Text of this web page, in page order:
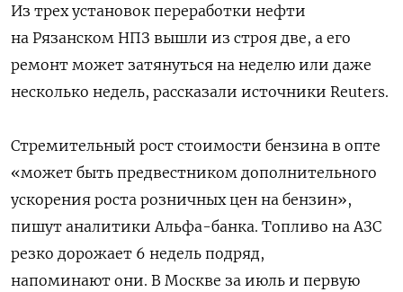
Из трех установок переработки нефти
на Рязанском НПЗ вышли из строя две, а его
ремонт может затянуться на неделю или даже
несколько недель, рассказали источники Reuters.
Стремительный рост стоимости бензина в опте
«может быть предвестником дополнительного
ускорения роста розничных цен на бензин»,
пишут аналитики Альфа-банка. Топливо на АЗС
резко дорожает 6 недель подряд,
напоминают они. В Москве за июль и первую